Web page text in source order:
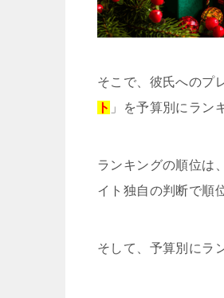
そこで、彼氏へのプ
ト 」を予算別にラン
ランキングの順位は
イト独自の判断で順
そして、予算別にラ